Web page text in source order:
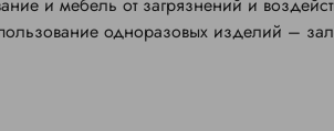
и мебель от загрязнений и
одноразовых изделий –